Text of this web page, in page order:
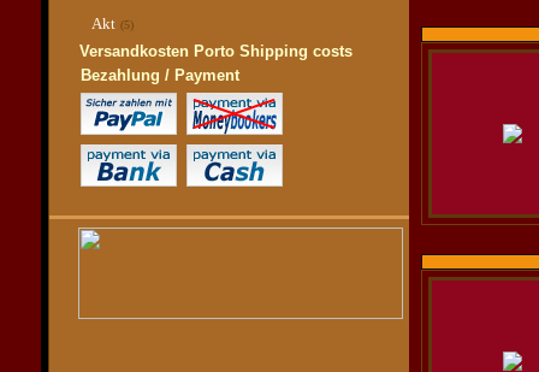
Akt (5)
Versandkosten Porto Shipping costs
Bezahlung / Payment